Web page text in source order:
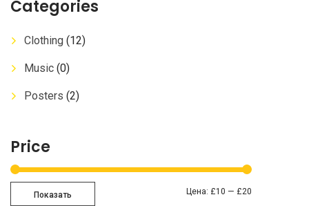
Categories
Clothing (12)
Music (0)
Posters (2)
Price
Показать Цена: £10 — £20